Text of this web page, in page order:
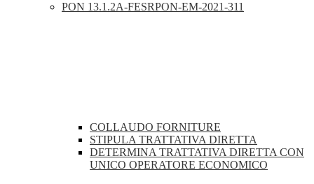
PON 13.1.2A-FESRPON-EM-2021-311
COLLAUDO FORNITURE
STIPULA TRATTATIVA DIRETTA
DETERMINA TRATTATIVA DIRETTA CON
UNICO OPERATORE ECONOMICO